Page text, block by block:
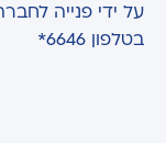
על ידי פנייה
בטלפון 6646*